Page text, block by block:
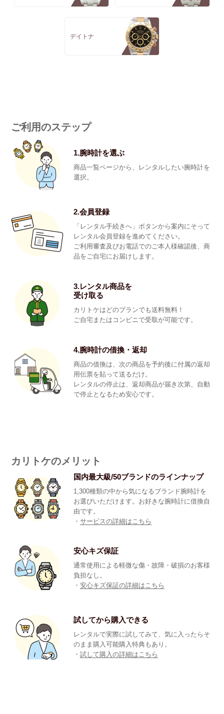
デイトナ
ご利用のステップ
1.腕時計を選ぶ
商品一覧ページから、レンタルしたい腕時計を
選択。
2.会員登録
「レンタル手続きへ」ボタンから案内にそって
レンタル会員登録を進めてください。
ご利用審査及びお電話でのご本人様確認後、商
品をご自宅にお届けします。
3.レンタル商品を
受け取る
カリトケはどのプランでも送料無料！
ご自宅またはコンビニで受取が可能です。
4.腕時計の借換・返却
商品の借換は、次の商品を予約後に付属の返却
用伝票を貼って送るだけ。
レンタルの停止は、返却商品が届き次第、自動
で停止となるため安心です。
カリトケのメリット
国内最大級/50ブランドのラインナップ
1,300種類の中から気になるブランド腕時計を
お選びいただけます。お好きな腕時計に借換自
由です。
・サービスの詳細はこちら
安心キズ保証
通常使用による軽微な傷・故障・破損のお客様
負担なし。
・安心キズ保証の詳細はこちら
試してから購入できる
レンタルで実際に試してみて、気に入ったらそ
のまま購入可能購入特典もあり。
・試して購入の詳細はこちら